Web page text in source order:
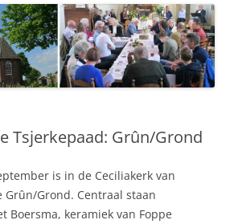
Tsjerkepaad: Grûn/Grond
is in de Ceciliakerk van
Grûn/Grond. Centraal staan
Boersma, keramiek van Foppe